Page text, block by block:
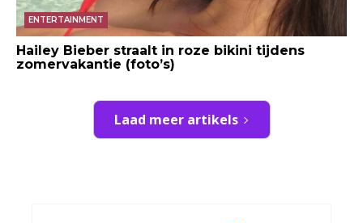
ENTERTAINMENT
Hailey Bieber straalt in roze bikini tijdens
zomervakantie (foto’s)
Laad meer artikels